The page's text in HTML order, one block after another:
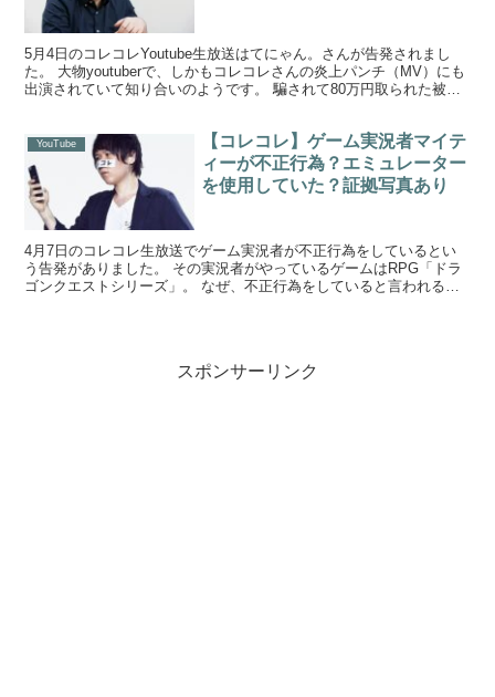
5月4日のコレコレYoutube生放送はてにゃん。さんが告発されまし
た。 大物youtuberで、しかもコレコレさんの炎上パンチ（MV）にも
出演されていて知り合いのようです。 騙されて80万円取られた被害
YouTube
【コレコレ】ゲーム実況者マイテ
ィーが不正行為？エミュレーター
を使用していた？証拠写真あり
4月7日のコレコレ生放送でゲーム実況者が不正行為をしているとい
う告発がありました。 その実況者がやっているゲームはRPG「ドラ
ゴンクエストシリーズ」。 なぜ、不正行為をしていると言われるよ
スポンサーリンク